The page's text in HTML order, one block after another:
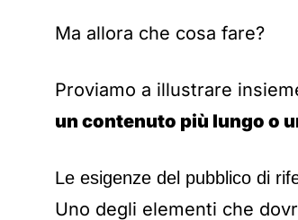
Ma allora che cosa fare?
Proviamo a illustrare
un contenuto più lungo o
Le esigenze del pubblico di
Uno degli elementi che